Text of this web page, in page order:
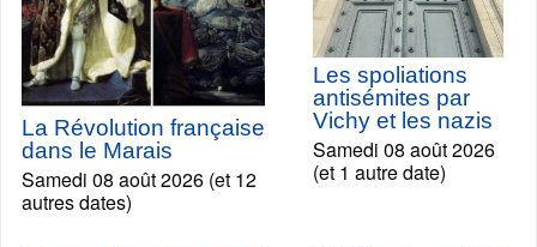
La Révolution française
dans le Marais
Samedi 08 août 2026 (et 12
autres dates)
Les spoliations
antisémites par
Vichy et les nazis
Samedi 08 août 2026
(et 1 autre date)